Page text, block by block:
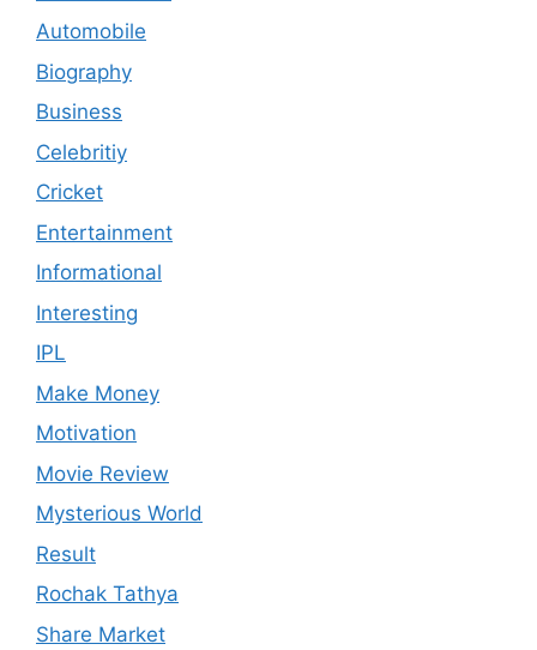
Automobile
Biography
Business
Celebritiy
Cricket
Entertainment
Informational
Interesting
IPL
Make Money
Motivation
Movie Review
Mysterious World
Result
Rochak Tathya
Share Market